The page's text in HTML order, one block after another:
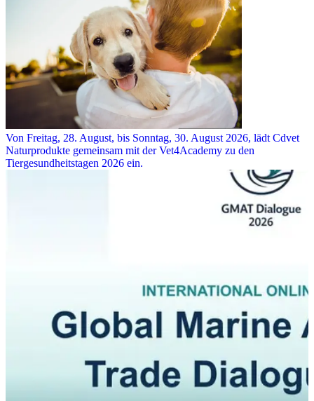
Von Freitag, 28. August, bis Sonntag, 30. August 2026, lädt Cdvet
Naturprodukte gemeinsam mit der Vet4Academy zu den
Tiergesundheitstagen 2026 ein.